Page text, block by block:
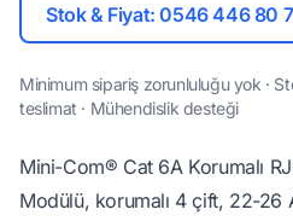
Stok & Fiyat: 0546 446 80
Minimum sipariş zorunluluğu yok ·
teslimat · Mühendislik desteği
Mini-Com® Cat 6A Korumalı
Modülü, korumalı 4 çift, 22-26